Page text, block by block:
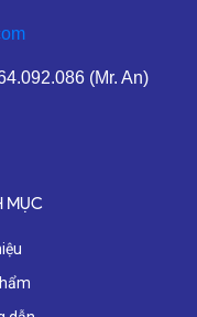
(Mr. An)
MỤC